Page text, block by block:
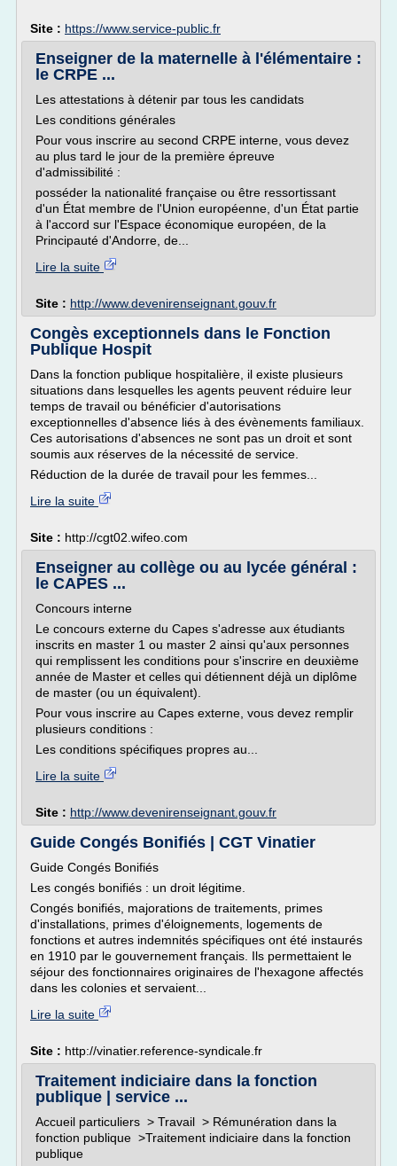
Site : https://www.service-public.fr
Enseigner de la maternelle à l'élémentaire :
le CRPE ...
Les attestations à détenir par tous les candidats
Les conditions générales
Pour vous inscrire au second CRPE interne, vous devez
au plus tard le jour de la première épreuve
d'admissibilité :
posséder la nationalité française ou être ressortissant
d'un État membre de l'Union européenne, d'un État partie
à l'accord sur l'Espace économique européen, de la
Principauté d'Andorre, de...
Lire la suite
Site : http://www.devenirenseignant.gouv.fr
Congès exceptionnels dans le Fonction
Publique Hospit
Dans la fonction publique hospitalière, il existe plusieurs
situations dans lesquelles les agents peuvent réduire leur
temps de travail ou bénéficier d'autorisations
exceptionnelles d'absence liés à des évènements familiaux.
Ces autorisations d'absences ne sont pas un droit et sont
soumis aux réserves de la nécessité de service.
Réduction de la durée de travail pour les femmes...
Lire la suite
Site : http://cgt02.wifeo.com
Enseigner au collège ou au lycée général :
le CAPES ...
Concours interne
Le concours externe du Capes s'adresse aux étudiants
inscrits en master 1 ou master 2 ainsi qu'aux personnes
qui remplissent les conditions pour s'inscrire en deuxième
année de Master et celles qui détiennent déjà un diplôme
de master (ou un équivalent).
Pour vous inscrire au Capes externe, vous devez remplir
plusieurs conditions :
Les conditions spécifiques propres au...
Lire la suite
Site : http://www.devenirenseignant.gouv.fr
Guide Congés Bonifiés | CGT Vinatier
Guide Congés Bonifiés
Les congés bonifiés : un droit légitime.
Congés bonifiés, majorations de traitements, primes
d'installations, primes d'éloignements, logements de
fonctions et autres indemnités spécifiques ont été instaurés
en 1910 par le gouvernement français. Ils permettaient le
séjour des fonctionnaires originaires de l'hexagone affectés
dans les colonies et servaient...
Lire la suite
Site : http://vinatier.reference-syndicale.fr
Traitement indiciaire dans la fonction
publique | service ...
Accueil particuliers > Travail > Rémunération dans la
fonction publique >Traitement indiciaire dans la fonction
publique